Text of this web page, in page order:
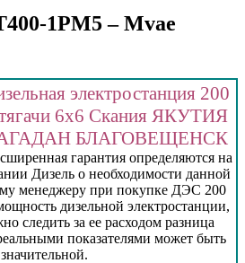
1РМ5 – Mvae
электростанция 200
6х6 Скания ЯКУТИЯ
БЛАГОВЕЩЕНСК
гарантия определяются на
Дизель о необходимости данной
менеджеру при покупке ДЭС 200
дизельной электростанции,
следить за ее расходом разница
показателями может быть
значительной.